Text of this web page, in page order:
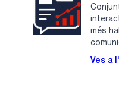
més
Ves a